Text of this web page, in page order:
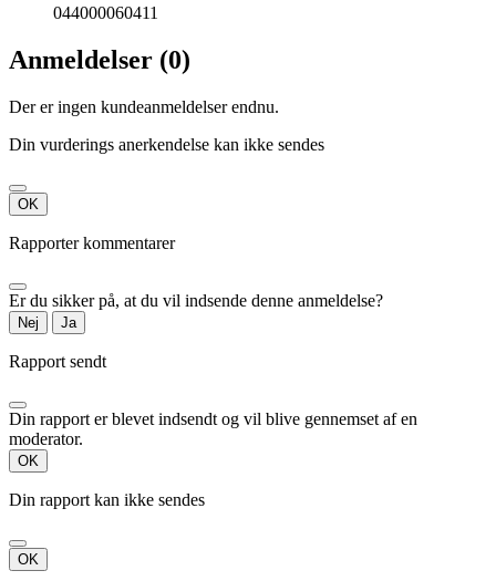
044000060411
Anmeldelser (0)
Der er ingen kundeanmeldelser endnu.
Din vurderings anerkendelse kan ikke sendes
OK
Rapporter kommentarer
Er du sikker på, at du vil indsende denne anmeldelse?
Nej Ja
Rapport sendt
Din rapport er blevet indsendt og vil blive gennemset af en
moderator.
OK
Din rapport kan ikke sendes
OK